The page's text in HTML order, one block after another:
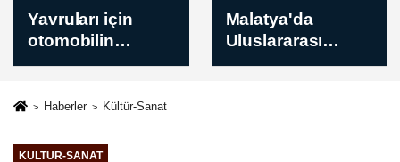
Malatya'da
Uluslararası
Beydağı Dağ
sürüyor
Küçük modüler
reaktörler küresel
nükleer enerji
Haberler Kültür-Sanat
KÜLTÜR-SANAT